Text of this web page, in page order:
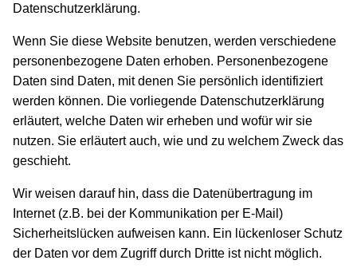
Datenschutzerklärung.
Wenn Sie diese Website benutzen, werden verschiedene
personenbezogene Daten erhoben. Personenbezogene
Daten sind Daten, mit denen Sie persönlich identifiziert
werden können. Die vorliegende Datenschutzerklärung
erläutert, welche Daten wir erheben und wofür wir sie
nutzen. Sie erläutert auch, wie und zu welchem Zweck das
geschieht.
Wir weisen darauf hin, dass die Datenübertragung im
Internet (z.B. bei der Kommunikation per E-Mail)
Sicherheitslücken aufweisen kann. Ein lückenloser Schutz
der Daten vor dem Zugriff durch Dritte ist nicht möglich.